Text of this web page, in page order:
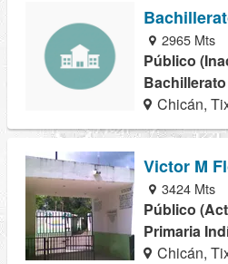
2965 Mts
Público
Chicán,
Victor M
3424 Mts
Público
Primaria
Chicán,